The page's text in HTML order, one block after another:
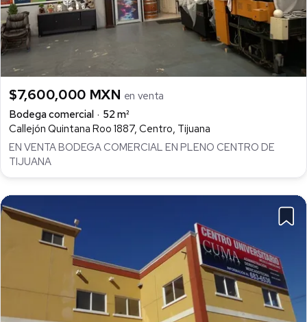
$7,600,000 MXN en venta
Bodega comercial
52 m²
Callejón Quintana Roo 1887, Centro, Tijuana
EN VENTA BODEGA COMERCIAL EN PLENO CENTRO DE
TIJUANA